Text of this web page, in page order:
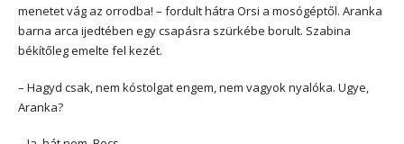
menetet vág az orrodba! – fordult hátra Orsi a mosógéptől. Aranka
barna arca ijedtében egy csapásra szürkébe borult. Szabina
békítőleg emelte fel kezét.
– Hagyd csak, nem kóstolgat engem, nem vagyok nyalóka. Ugye,
Aranka?